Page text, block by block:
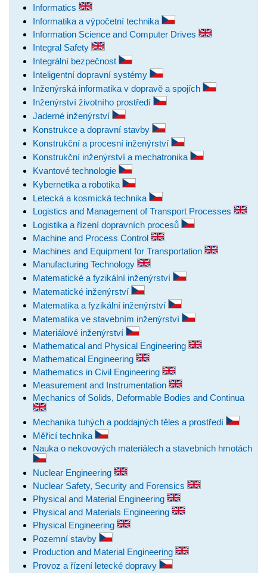
Informatics
Informatika a výpočetní technika
Information Science and Computer Drives
Integral Safety
Integrální bezpečnost
Inteligentní dopravní systémy
Inženýrská informatika v dopravě a spojích
Inženýrství životního prostředí
Jaderné inženýrství
Konstrukce a dopravní stavby
Konstrukční a procesní inženýrství
Konstrukční inženýrství a mechatronika
Kvantové technologie
Kybernetika a robotika
Letecká a kosmická technika
Logistics and Management of Transport Processes
Logistika a řízení dopravních procesů
Machine and Process Control
Machines and Equipment for Transportation
Manufacturing Technology
Matematické a fyzikální inženýrství
Matematické inženýrství
Matematika a fyzikální inženýrství
Matematika ve stavebním inženýrství
Materiálové inženýrství
Mathematical and Physical Engineering
Mathematical Engineering
Mathematics in Civil Engineering
Measurement and Instrumentation
Mechanics of Solids, Deformable Bodies and Continua
Mechanika tuhých a poddajných těles a prostředí
Měřicí technika
Nauka o nekovových materiálech a stavebních hmotách
Nuclear Engineering
Nuclear Safety, Security and Forensics
Physical and Material Engineering
Physical and Materials Engineering
Physical Engineering
Pozemní stavby
Production and Material Engineering
Provoz a řízení letecké dopravy